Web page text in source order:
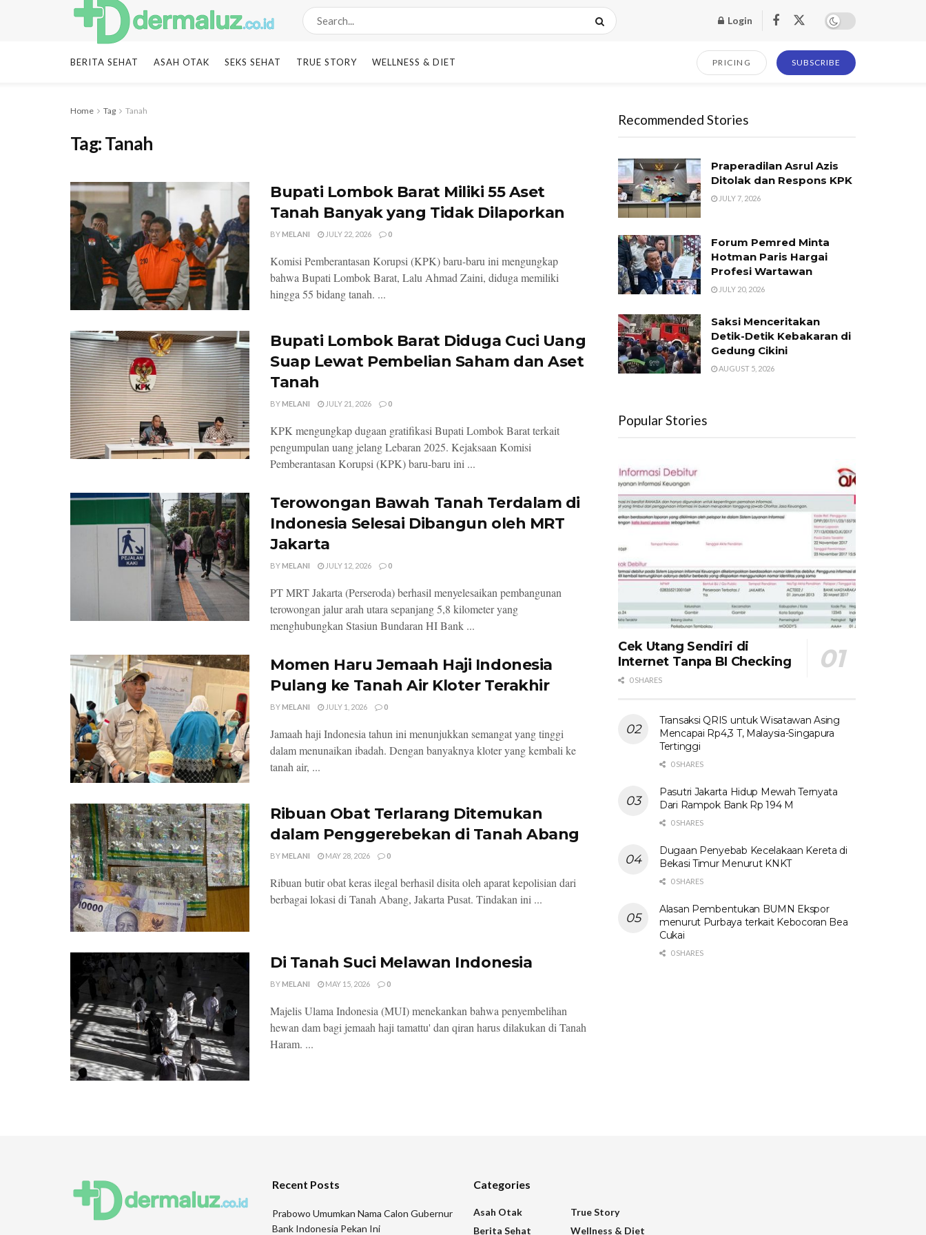
Login
BERITA SEHAT ASAH OTAK SEKS SEHAT TRUE STORY WELLNESS & DIET PRICING SUBSCRIBE
Home Tag Tanah
Tag:Tanah
Bupati Lombok Barat Miliki 55 Aset
Tanah Banyak yang Tidak Dilaporkan
BYMELANI JULY 22, 2026 0
Komisi Pemberantasan Korupsi (KPK) baru-baru ini mengungkap
bahwa Bupati Lombok Barat, Lalu Ahmad Zaini, diduga memiliki
hingga 55 bidang tanah. ...
Bupati Lombok Barat Diduga Cuci Uang
Suap Lewat Pembelian Saham dan Aset
Tanah
BYMELANI JULY 21, 2026 0
KPK mengungkap dugaan gratifikasi Bupati Lombok Barat terkait
pengumpulan uang jelang Lebaran 2025. Kejaksaan Komisi
Pemberantasan Korupsi (KPK) baru-baru ini ...
Terowongan Bawah Tanah Terdalam di
Indonesia Selesai Dibangun oleh MRT
Jakarta
BYMELANI JULY 12, 2026 0
PT MRT Jakarta (Perseroda) berhasil menyelesaikan pembangunan
terowongan jalur arah utara sepanjang 5,8 kilometer yang
menghubungkan Stasiun Bundaran HI Bank ...
Momen Haru Jemaah Haji Indonesia
Pulang ke Tanah Air Kloter Terakhir
BYMELANI JULY 1, 2026 0
Jamaah haji Indonesia tahun ini menunjukkan semangat yang tinggi
dalam menunaikan ibadah. Dengan banyaknya kloter yang kembali ke
tanah air, ...
Ribuan Obat Terlarang Ditemukan
dalam Penggerebekan di Tanah Abang
BYMELANI MAY 28, 2026 0
Ribuan butir obat keras ilegal berhasil disita oleh aparat kepolisian dari
berbagai lokasi di Tanah Abang, Jakarta Pusat. Tindakan ini ...
Di Tanah Suci Melawan Indonesia
BYMELANI MAY 15, 2026 0
Majelis Ulama Indonesia (MUI) menekankan bahwa penyembelihan
hewan dam bagi jemaah haji tamattu' dan qiran harus dilakukan di Tanah
Haram. ...
Recommended Stories
Praperadilan Asrul Azis
Ditolak dan Respons KPK
JULY 7, 2026
Forum Pemred Minta
Hotman Paris Hargai
Profesi Wartawan
JULY 20, 2026
Saksi Menceritakan
Detik-Detik Kebakaran di
Gedung Cikini
AUGUST 5, 2026
Popular Stories
Cek Utang Sendiri di
Internet Tanpa BI Checking
0 SHARES
Transaksi QRIS untuk Wisatawan Asing
Mencapai Rp4,3 T, Malaysia-Singapura
Tertinggi
0 SHARES
Pasutri Jakarta Hidup Mewah Ternyata
Dari Rampok Bank Rp 194 M
0 SHARES
Dugaan Penyebab Kecelakaan Kereta di
Bekasi Timur Menurut KNKT
0 SHARES
Alasan Pembentukan BUMN Ekspor
menurut Purbaya terkait Kebocoran Bea
Cukai
0 SHARES
Recent Posts
Prabowo Umumkan Nama Calon Gubernur
Bank Indonesia Pekan Ini
Categories
Asah Otak
Berita Sehat
True Story
Wellness & Diet